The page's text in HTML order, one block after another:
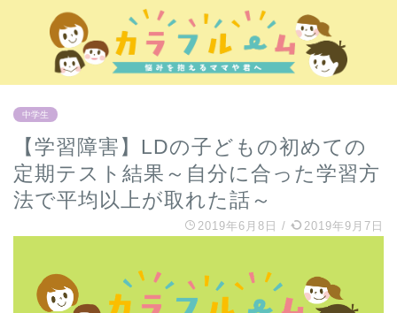
中学生
【学習障害】LDの子どもの初めての
定期テスト結果～自分に合った学習方
法で平均以上が取れた話～
2019年6月8日 / 2019年9月7日